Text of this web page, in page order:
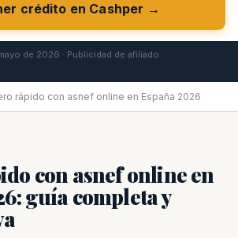
crédito en Cashper →
de 2026 · Publicidad de afiliado
rápido con asnef online en España 2026
con asnef online en
guía completa y